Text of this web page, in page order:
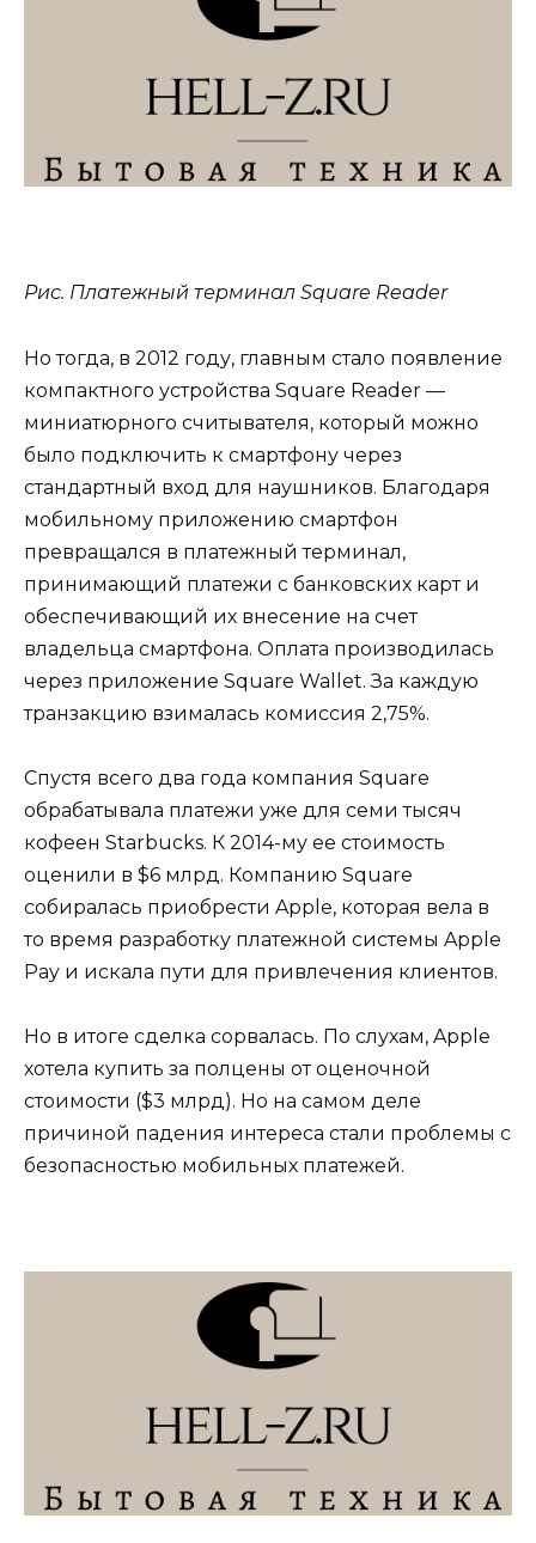
Рис. Платежный терминал Square Reader
Но тогда, в 2012 году, главным стало появление
компактного устройства Square Reader —
миниатюрного считывателя, который можно
было подключить к смартфону через
стандартный вход для наушников. Благодаря
мобильному приложению смартфон
превращался в платежный терминал,
принимающий платежи с банковских карт и
обеспечивающий их внесение на счет
владельца смартфона. Оплата производилась
через приложение Square Wallet. За каждую
транзакцию взималась комиссия 2,75%.
Спустя всего два года компания Square
обрабатывала платежи уже для семи тысяч
кофеен Starbucks. К 2014-му ее стоимость
оценили в $6 млрд. Компанию Square
собиралась приобрести Apple, которая вела в
то время разработку платежной системы Apple
Pay и искала пути для привлечения клиентов.
Но в итоге сделка сорвалась. По слухам, Apple
хотела купить за полцены от оценочной
стоимости ($3 млрд). Но на самом деле
причиной падения интереса стали проблемы с
безопасностью мобильных платежей.